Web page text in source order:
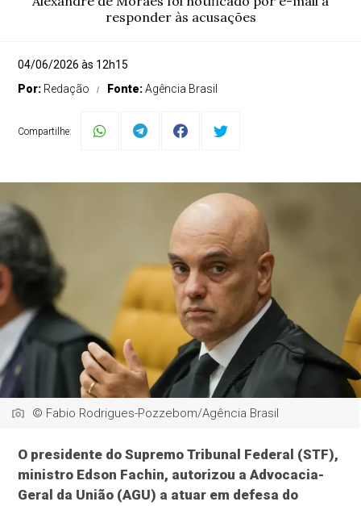
responder às acusações
04/06/2026 às 12h15
Por: Redação Fonte:Agência Brasil
Compartilhe:
© Fabio Rodrigues-Pozzebom/Agência Brasil
O presidente do Supremo Tribunal Federal (STF),
ministro Edson Fachin, autorizou a Advocacia-
Geral da União (AGU) a atuar em defesa do